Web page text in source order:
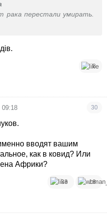
рака перестали умирать.
8
09:18 30
вводят вашим
как в ковид? Или
Африки?
33 18